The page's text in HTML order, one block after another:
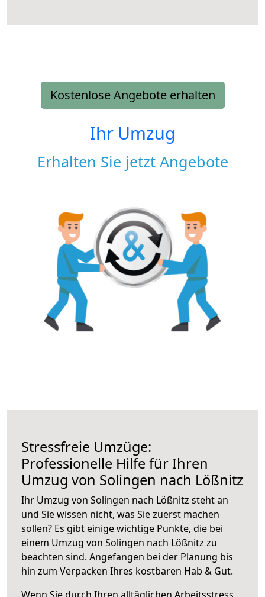
Kostenlose Angebote erhalten
Ihr Umzug
Erhalten Sie jetzt Angebote
Stressfreie Umzüge:
Professionelle Hilfe für Ihren
Umzug von Solingen nach Lößnitz
Ihr Umzug von Solingen nach Lößnitz steht an
und Sie wissen nicht, was Sie zuerst machen
sollen? Es gibt einige wichtige Punkte, die bei
einem Umzug von Solingen nach Lößnitz zu
beachten sind. Angefangen bei der Planung bis
hin zum Verpacken Ihres kostbaren Hab & Gut.